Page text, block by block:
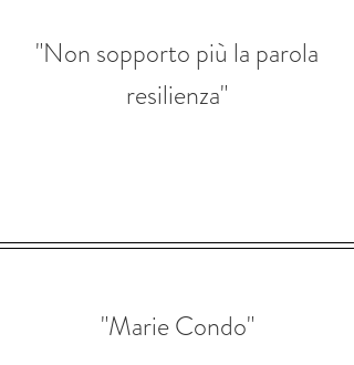
"Non sopporto più la parola
resilienza"
"Marie Condo"